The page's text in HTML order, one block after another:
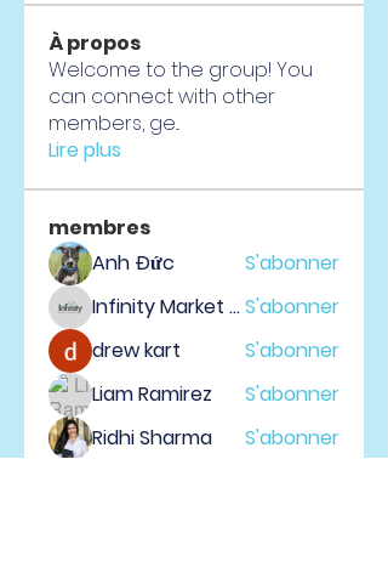
À propos
Welcome to the group! You
can connect with other
members, ge...
Lire plus
membres
Anh Đức
S'abonner
Infinity Market ResearchS'abonner
drew kart
S'abonner
Liam Ramirez
S'abonner
Ridhi Sharma
S'abonner